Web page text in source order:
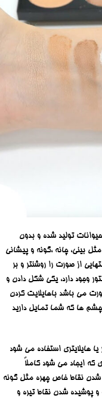
تولید شده و بدون
بینی، چانه ،گونه و پیشانی
از صورت را روشنتر و بر
وجود دارد، یکی شکل دادن و
می باشد باهایلایت کردن
ها که شما تمایل دارید
هایلایتری استفاده می شود
که ایجاد می شود کاملاً
شدن نقاط خاص چهره مثل گونه
پوشیده شدن نقاط تیره و